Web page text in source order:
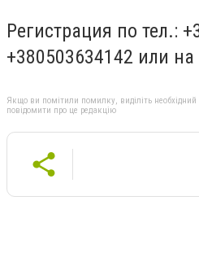
Регистрация по тел.:
+380503634142 или на
Якщо ви помітили помилку, виділіть необхідний
повідомити про це редакцію